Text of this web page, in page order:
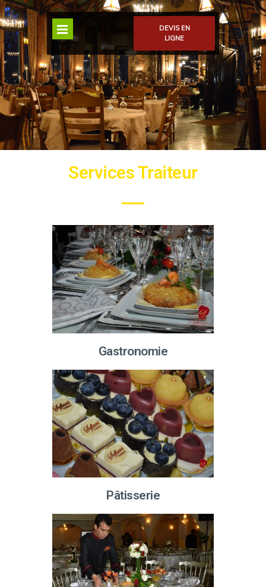
DEVIS EN
LIGNE
Services Traiteur
Gastronomie
Pâtisserie